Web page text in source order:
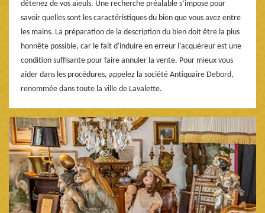
détenez de vos aïeuls. Une recherche préalable s’impose pour
savoir quelles sont les caractéristiques du bien que vous avez entre
les mains. La préparation de la description du bien doit être la plus
honnête possible, car le fait d'induire en erreur l’acquéreur est une
condition suffisante pour faire annuler la vente. Pour mieux vous
aider dans les procédures, appelez la société Antiquaire Debord,
renommée dans toute la ville de Lavalette.